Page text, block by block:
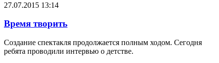
27.07.2015 13:14
Время творить
Создание спектакля продолжается полным ходом. Сегодня
ребята проводили интервью о детстве.